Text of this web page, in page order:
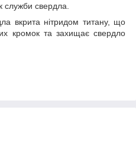
служби свердла.
вкрита нітридом титану, що
кромок та захищає свердло